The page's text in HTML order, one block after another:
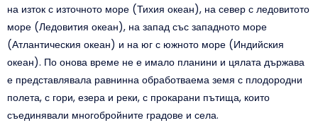
на изток с източното море (Тихия океан), на север с ледовитото
море (Ледовития океан), на запад със западното море
(Атлантическия океан) и на юг с южното море (Индийския
океан). По онова време не е имало планини и цялата държава
е представлявала равнинна обработваема земя с плодородни
полета, с гори, езера и реки, с прокарани пътища, които
съединявали многобройните градове и села.